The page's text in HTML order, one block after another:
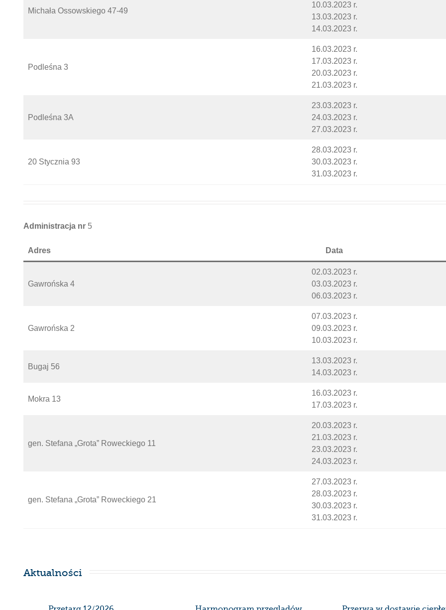
Michała Ossowskiego 47-49
10.03.2023 r.
13.03.2023 r.
14.03.2023 r.
Podleśna 3
16.03.2023 r.
17.03.2023 r.
20.03.2023 r.
21.03.2023 r.
Podleśna 3A
23.03.2023 r.
24.03.2023 r.
27.03.2023 r.
20 Stycznia 93
28.03.2023 r.
30.03.2023 r.
31.03.2023 r.
Administracja nr 5
Adres Data
Gawrońska 4
02.03.2023 r.
03.03.2023 r.
06.03.2023 r.
Gawrońska 2
07.03.2023 r.
09.03.2023 r.
10.03.2023 r.
Bugaj 56
13.03.2023 r.
14.03.2023 r.
Mokra 13
16.03.2023 r.
17.03.2023 r.
gen. Stefana „Grota” Roweckiego 11
20.03.2023 r.
21.03.2023 r.
23.03.2023 r.
24.03.2023 r.
gen. Stefana „Grota” Roweckiego 21
27.03.2023 r.
28.03.2023 r.
30.03.2023 r.
31.03.2023 r.
Aktualności